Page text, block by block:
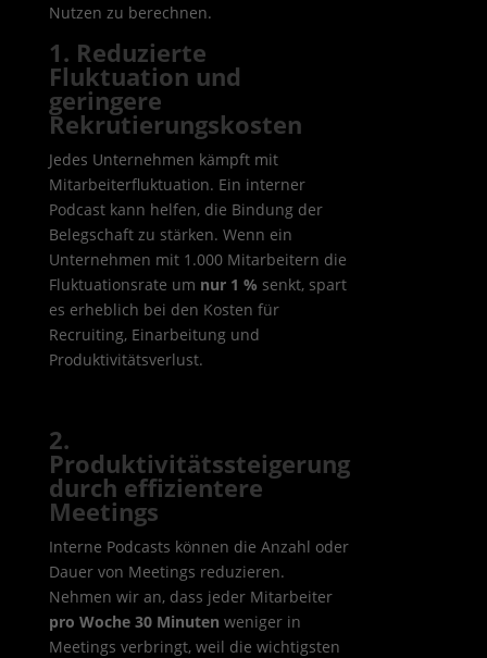
Nutzen zu berechnen.
1. Reduzierte
Fluktuation und
geringere
Rekrutierungskosten
Jedes Unternehmen kämpft mit
Mitarbeiterfluktuation. Ein interner
Podcast kann helfen, die Bindung der
Belegschaft zu stärken. Wenn ein
Unternehmen mit 1.000 Mitarbeitern die
Fluktuationsrate um nur 1 % senkt, spart
es erheblich bei den Kosten für
Recruiting, Einarbeitung und
Produktivitätsverlust.
2.
Produktivitätssteigerung
durch effizientere
Meetings
Interne Podcasts können die Anzahl oder
Dauer von Meetings reduzieren.
Nehmen wir an, dass jeder Mitarbeiter
pro Woche 30 Minuten weniger in
Meetings verbringt, weil die wichtigsten